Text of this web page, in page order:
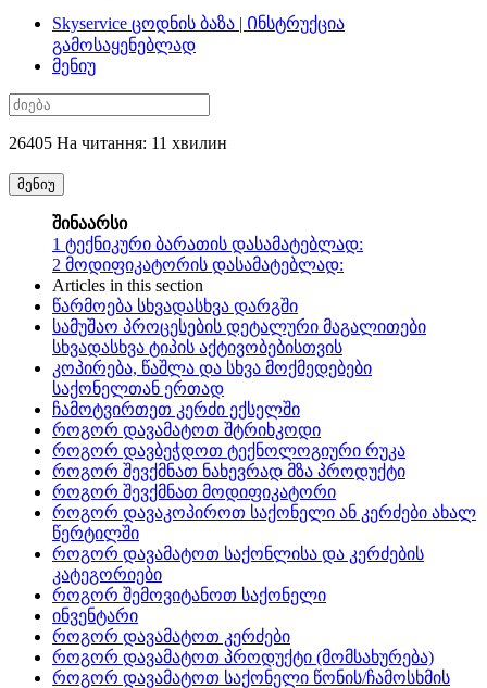
Skyservice ცოდნის ბაზა | Ინსტრუქცია
გამოსაყენებლად
მენიუ
26405 На читання: 11 хвилин
მენიუ
შინაარსი
1 ტექნიკური ბარათის დასამატებლად:
2 მოდიფიკატორის დასამატებლად:
Articles in this section
წარმოება სხვადასხვა დარგში
სამუშაო პროცესების დეტალური მაგალითები
სხვადასხვა ტიპის აქტივობებისთვის
კოპირება, წაშლა და სხვა მოქმედებები
საქონელთან ერთად
ჩამოტვირთეთ კერძი ექსელში
როგორ დავამატოთ შტრიხკოდი
როგორ დავბეჭდოთ ტექნოლოგიური რუკა
როგორ შევქმნათ ნახევრად მზა პროდუქტი
როგორ შევქმნათ მოდიფიკატორი
როგორ დავაკოპიროთ საქონელი ან კერძები ახალ
წერტილში
როგორ დავამატოთ საქონლისა და კერძების
კატეგორიები
როგორ შემოვიტანოთ საქონელი
ინვენტარი
როგორ დავამატოთ კერძები
როგორ დავამატოთ პროდუქტი (მომსახურება)
როგორ დავამატოთ საქონელი წონის/ჩამოსხმის